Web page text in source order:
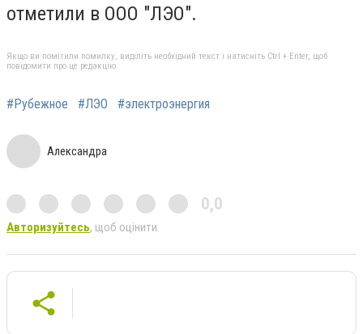
отметили в ООО "ЛЭО".
Якщо ви помітили помилку, виділіть необхідний текст і натисніть Ctrl + Enter, щоб
повідомити про це редакцію
#Рубежное #ЛЭО #электроэнергия
Александра
0,0
Авторизуйтесь, щоб оцінити